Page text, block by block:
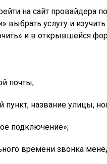
на сайт провайдера
выбрать услугу и
и в открывшейся
почты;
пункт, название улицы,
подключение»;
времени звонка